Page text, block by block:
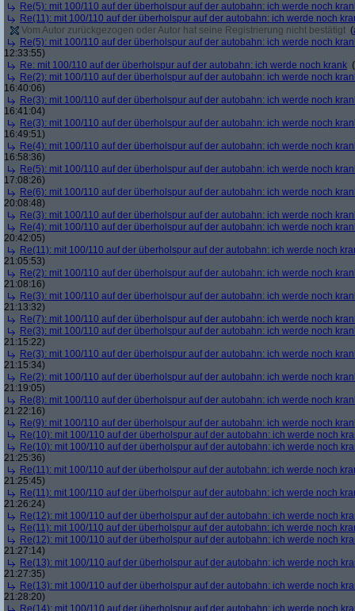
Re(5): mit 100/110 auf der überholspur auf der autobahn: ich werde noch
Re(11): mit 100/110 auf der überholspur auf der autobahn: ich werde noch
Vom Autor zurückgezogen oder Autor hat seine Registrierung nicht bestätigt (
Re(5): mit 100/110 auf der überholspur auf der autobahn: ich werde noch
12:33:55)
Re: mit 100/110 auf der überholspur auf der autobahn: ich werde noch krank (
Re(2): mit 100/110 auf der überholspur auf der autobahn: ich werde noch
16:40:06)
Re(3): mit 100/110 auf der überholspur auf der autobahn: ich werde noch
16:41:04)
Re(3): mit 100/110 auf der überholspur auf der autobahn: ich werde noch
16:49:51)
Re(4): mit 100/110 auf der überholspur auf der autobahn: ich werde noch
16:58:36)
Re(5): mit 100/110 auf der überholspur auf der autobahn: ich werde noch
17:08:26)
Re(6): mit 100/110 auf der überholspur auf der autobahn: ich werde noch
20:08:48)
Re(3): mit 100/110 auf der überholspur auf der autobahn: ich werde noch
Re(4): mit 100/110 auf der überholspur auf der autobahn: ich werde noch
20:42:05)
Re(11): mit 100/110 auf der überholspur auf der autobahn: ich werde noch
21:05:53)
Re(2): mit 100/110 auf der überholspur auf der autobahn: ich werde noch
21:08:16)
Re(3): mit 100/110 auf der überholspur auf der autobahn: ich werde noch
21:13:32)
Re(7): mit 100/110 auf der überholspur auf der autobahn: ich werde noch
Re(3): mit 100/110 auf der überholspur auf der autobahn: ich werde noch
21:15:22)
Re(3): mit 100/110 auf der überholspur auf der autobahn: ich werde noch
21:15:34)
Re(2): mit 100/110 auf der überholspur auf der autobahn: ich werde noch
21:19:05)
Re(8): mit 100/110 auf der überholspur auf der autobahn: ich werde noch
21:22:16)
Re(9): mit 100/110 auf der überholspur auf der autobahn: ich werde noch
Re(10): mit 100/110 auf der überholspur auf der autobahn: ich werde noch
Re(10): mit 100/110 auf der überholspur auf der autobahn: ich werde noch
21:25:36)
Re(11): mit 100/110 auf der überholspur auf der autobahn: ich werde noch
21:25:45)
Re(11): mit 100/110 auf der überholspur auf der autobahn: ich werde noch
21:26:24)
Re(12): mit 100/110 auf der überholspur auf der autobahn: ich werde noch
Re(11): mit 100/110 auf der überholspur auf der autobahn: ich werde noch
Re(12): mit 100/110 auf der überholspur auf der autobahn: ich werde noch
21:27:14)
Re(13): mit 100/110 auf der überholspur auf der autobahn: ich werde noch
21:27:35)
Re(13): mit 100/110 auf der überholspur auf der autobahn: ich werde noch
21:28:20)
Re(14): mit 100/110 auf der überholspur auf der autobahn: ich werde noch